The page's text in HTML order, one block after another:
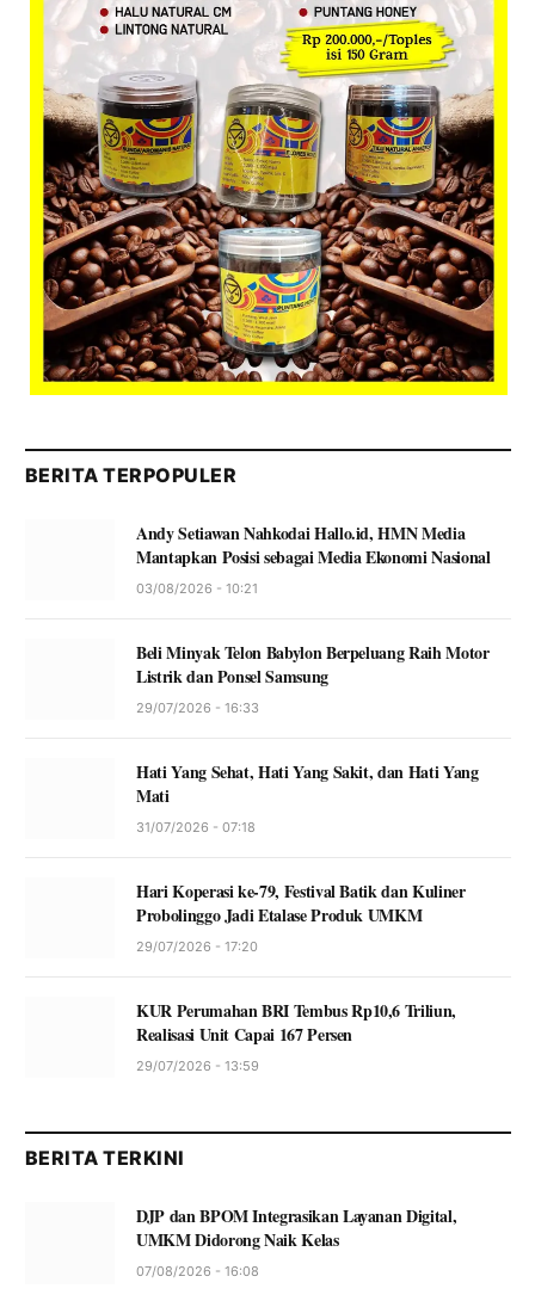
BERITA TERPOPULER
Andy Setiawan Nahkodai Hallo.id, HMN Media
Mantapkan Posisi sebagai Media Ekonomi Nasional
03/08/2026 - 10:21
Beli Minyak Telon Babylon Berpeluang Raih Motor
Listrik dan Ponsel Samsung
29/07/2026 - 16:33
Hati Yang Sehat, Hati Yang Sakit, dan Hati Yang
Mati
31/07/2026 - 07:18
Hari Koperasi ke-79, Festival Batik dan Kuliner
Probolinggo Jadi Etalase Produk UMKM
29/07/2026 - 17:20
KUR Perumahan BRI Tembus Rp10,6 Triliun,
Realisasi Unit Capai 167 Persen
29/07/2026 - 13:59
BERITA TERKINI
DJP dan BPOM Integrasikan Layanan Digital,
UMKM Didorong Naik Kelas
07/08/2026 - 16:08